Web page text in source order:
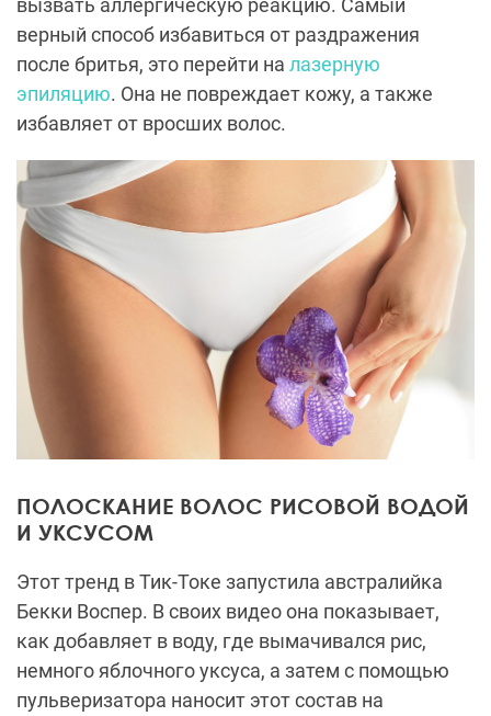
вызвать аллергическую реакцию. Самый
верный способ избавиться от раздражения
после бритья, это перейти на лазерную
эпиляцию. Она не повреждает кожу, а также
избавляет от вросших волос.
ПОЛОСКАНИЕ ВОЛОС РИСОВОЙ ВОДОЙ
И УКСУСОМ
Этот тренд в Тик-Токе запустила австралийка
Бекки Воспер. В своих видео она показывает,
как добавляет в воду, где вымачивался рис,
немного яблочного уксуса, а затем с помощью
пульверизатора наносит этот состав на